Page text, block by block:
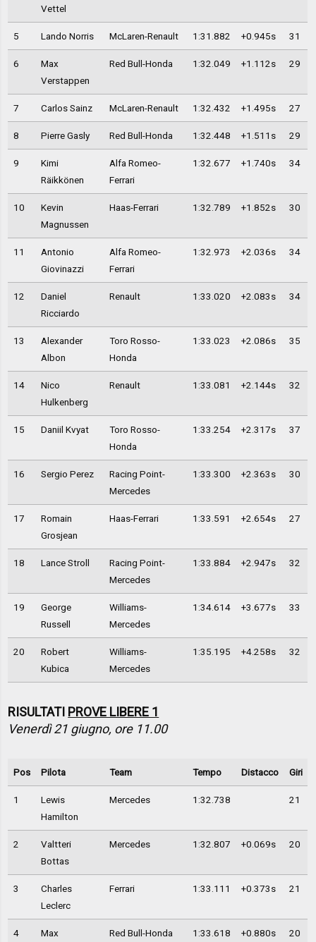
Vettel
5 Lando Norris McLaren-Renault 1:31.882 +0.945s 31
6
Max
Verstappen
Red Bull-Honda 1:32.049 +1.112s 29
7 Carlos Sainz McLaren-Renault 1:32.432 +1.495s 27
8 Pierre Gasly Red Bull-Honda 1:32.448 +1.511s 29
9
Kimi
Räikkönen
Alfa Romeo-
Ferrari
1:32.677 +1.740s 34
10
Kevin
Magnussen
Haas-Ferrari 1:32.789 +1.852s 30
11
Antonio
Giovinazzi
Alfa Romeo-
Ferrari
1:32.973 +2.036s 34
12
Daniel
Ricciardo
Renault 1:33.020 +2.083s 34
13
Alexander
Albon
Toro Rosso-
Honda
1:33.023 +2.086s 35
14
Nico
Hulkenberg
Renault 1:33.081 +2.144s 32
15 Daniil Kvyat
Toro Rosso-
Honda
1:33.254 +2.317s 37
16 Sergio Perez
Racing Point-
Mercedes
1:33.300 +2.363s 30
17
Romain
Grosjean
Haas-Ferrari 1:33.591 +2.654s 27
18 Lance Stroll
Racing Point-
Mercedes
1:33.884 +2.947s 32
19
George
Russell
Williams-
Mercedes
1:34.614 +3.677s 33
20
Robert
Kubica
Williams-
Mercedes
1:35.195 +4.258s 32
RISULTATI PROVE LIBERE 1
Venerdì 21 giugno, ore 11.00
Pos Pilota Team Tempo Distacco Giri
1
Lewis
Hamilton
Mercedes 1:32.738 21
2
Valtteri
Bottas
Mercedes 1:32.807 +0.069s 20
3
Charles
Leclerc
Ferrari 1:33.111 +0.373s 21
4
Max
Red Bull-Honda 1:33.618 +0.880s 20